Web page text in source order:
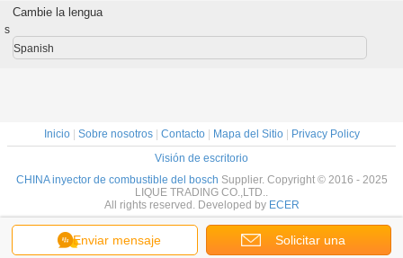
120
1112100A-A38
M60001112100AA38
M6000-A-A38
L4700-A-A38
11-3100
WLAA
Enviar mensaje Solicitar una
Cambie la lengua
s
Spanish
Inicio| Sobre nosotros| Contacto| Mapa del Sitio|
Privacy Policy
Visión de escritorio
CHINA inyector de combustible del bosch Supplier. Copyright © 2016 - 2025
LIQUE TRADING CO.,LTD..
All rights reserved. Developed by ECER